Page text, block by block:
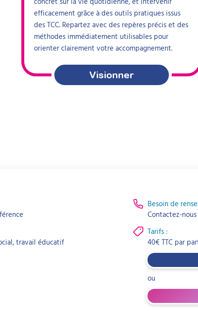
efficacement grâce à des outils pratiques issus
des TCC. Repartez avec des repères précis et des
méthodes immédiatement utilisables pour
orienter clairement votre accompagnement.
Visionner
travail éducatif
Besoin de
Contactez-nous
Tarifs :
40€TTC par
ou